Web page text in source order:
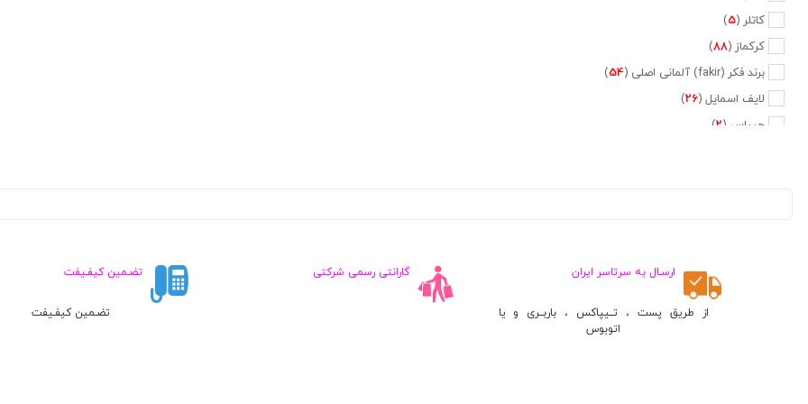
کاتلر (5
)
کرکماز (88
)
برند فکر (fakir) آلمانی اصلی (
54
)
لایف اسمایل (26
)
جیپاس (2
)
)
جی وی سی (
)
ارسـال به سرتاسر ایران
از طریق پست ، تــیپاکس ، باربــری و یا
اتوبوس
گارانتی رسمی شرکتی تضـمین کیفـیفت
تضـمین کیفـیفت